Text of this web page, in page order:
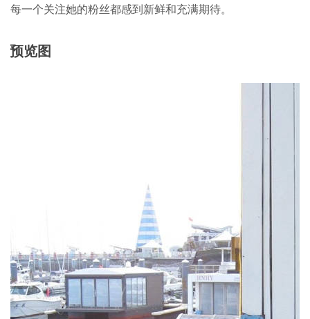
每一个关注她的粉丝都感到新鲜和充满期待。
预览图